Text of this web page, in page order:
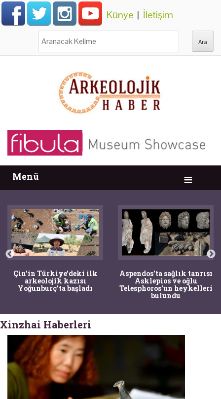
Künye | İletişim
Menü
Çin'in Türkiye'deki ilk
arkeolojik kazısı
Yoğunburç'ta başladı
Aspendos'ta sağlık tanrısı
Asklepios ve oğlu
Telesphoros'un heykelleri
bulundu
Xinzhai Haberleri